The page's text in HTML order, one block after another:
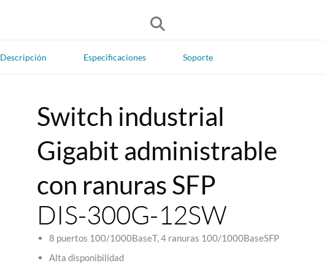
Descripción Especificaciones Soporte
Switch industrial
Gigabit administrable
con ranuras SFP
DIS-300G-12SW
8 puertos 100/1000BaseT, 4 ranuras 100/1000BaseSFP
Alta disponibilidad